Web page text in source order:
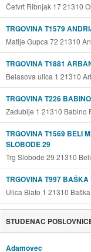
Četvrt Ribnjak 17 21310
TRGOVINA T1579
Matije Gupca 72 21310
TRGOVINA T1881
Belasova ulica 1 21310
TRGOVINA T226
Zadublje 1 21310 Babino
TRGOVINA T1569 BELI
SLOBODE 29
Trg Slobode 29 21310
TRGOVINA T997
Ulica Blato 1 21310
STUDENAC
Adamovec